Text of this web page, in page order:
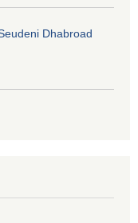
Dhabroad